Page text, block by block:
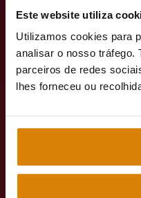
Este website utiliza
Utilizamos cookies para
analisar o nosso tráfego.
parceiros de redes
lhes forneceu ou